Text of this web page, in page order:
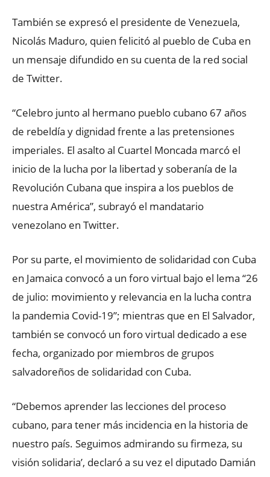
También se expresó el presidente de Venezuela,
Nicolás Maduro, quien felicitó al pueblo de Cuba en
un mensaje difundido en su cuenta de la red social
de Twitter.
“Celebro junto al hermano pueblo cubano 67 años
de rebeldía y dignidad frente a las pretensiones
imperiales. El asalto al Cuartel Moncada marcó el
inicio de la lucha por la libertad y soberanía de la
Revolución Cubana que inspira a los pueblos de
nuestra América”, subrayó el mandatario
venezolano en Twitter.
Por su parte, el movimiento de solidaridad con Cuba
en Jamaica convocó a un foro virtual bajo el lema “26
de julio: movimiento y relevancia en la lucha contra
la pandemia Covid-19”; mientras que en El Salvador,
también se convocó un foro virtual dedicado a ese
fecha, organizado por miembros de grupos
salvadoreños de solidaridad con Cuba.
“Debemos aprender las lecciones del proceso
cubano, para tener más incidencia en la historia de
nuestro país. Seguimos admirando su firmeza, su
visión solidaria’, declaró a su vez el diputado Damián